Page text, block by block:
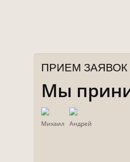
ПРИЕМ ЗАЯВОК
Мы
Михаил Андрей